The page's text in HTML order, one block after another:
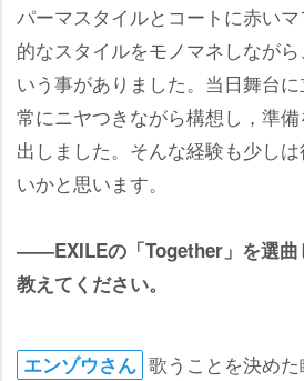
パーマスタイルとコートに赤い
的なスタイルをモノマネしなが
いう事がありました。当日舞台に
常にニヤつきながら構想し，準
出しました。そんな経験も少し
いかと思います。
――EXILEの「Together」を選曲
教えてください。
エンゾウさん 歌うことを決め